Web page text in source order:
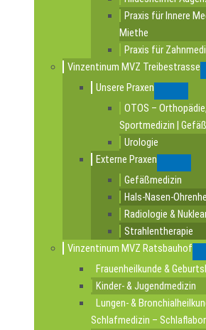
Praxis für Innere
Miethe
Praxis für
Vinzentinum MVZ Treibestrasse
Unsere Praxen
OTOS –
Sportmedizin |
Urologie
Externe Praxen
Gefäßmedizin
Hals-Nasen-
Radiologie &
Strahlentherapie
Vinzentinum MVZ Ratsbauhof
Frauenheilkunde &
Kinder- & Jugendmedizin
Lungen- &
Schlafmedizin – Schlaflabor